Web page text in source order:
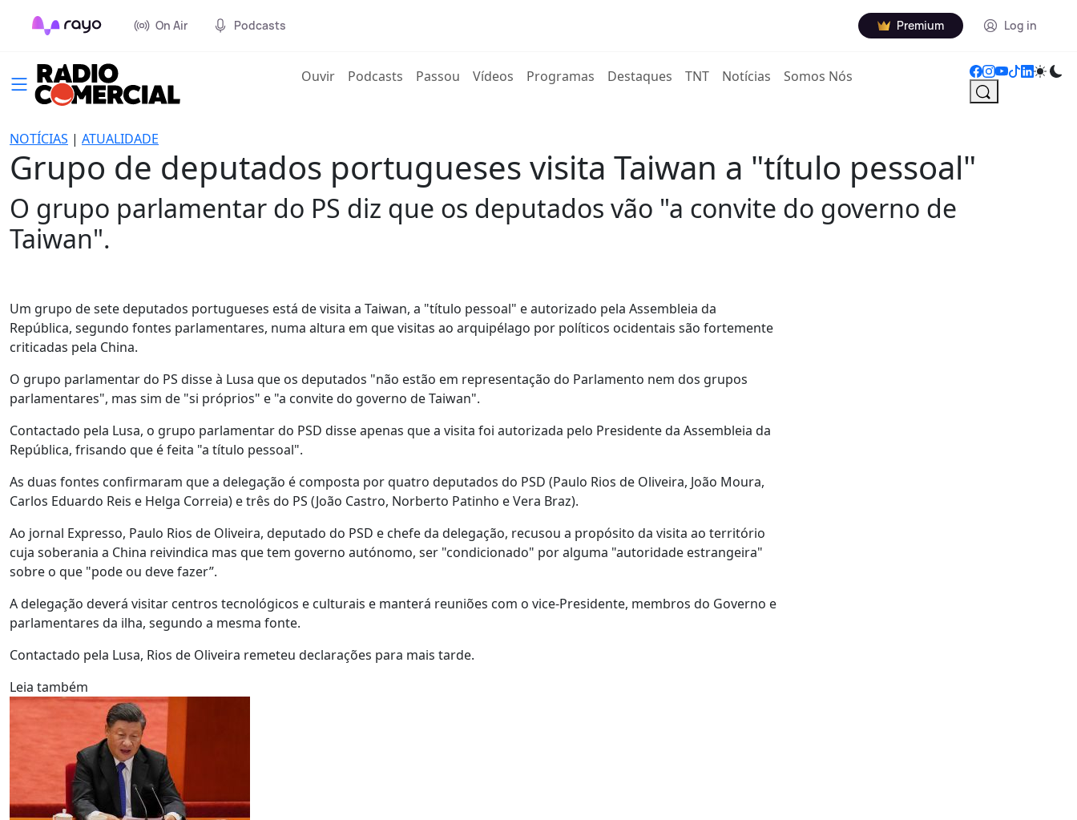
On Air Podcasts Premium Log in
Ouvir(current)
Podcasts Passou Vídeos Programas Destaques TNT Notícias Somos Nós
NOTÍCIAS | ATUALIDADE
Grupo de deputados portugueses visita Taiwan a "título pessoal"
O grupo parlamentar do PS diz que os deputados vão "a convite do governo de
Taiwan".
Um grupo de sete deputados portugueses está de visita a Taiwan, a "título pessoal" e autorizado pela Assembleia da
República, segundo fontes parlamentares, numa altura em que visitas ao arquipélago por políticos ocidentais são fortemente
criticadas pela China.
O grupo parlamentar do PS disse à Lusa que os deputados "não estão em representação do Parlamento nem dos grupos
parlamentares", mas sim de "si próprios" e "a convite do governo de Taiwan".
Contactado pela Lusa, o grupo parlamentar do PSD disse apenas que a visita foi autorizada pelo Presidente da Assembleia da
República, frisando que é feita "a título pessoal".
As duas fontes confirmaram que a delegação é composta por quatro deputados do PSD (Paulo Rios de Oliveira, João Moura,
Carlos Eduardo Reis e Helga Correia) e três do PS (João Castro, Norberto Patinho e Vera Braz).
Ao jornal Expresso, Paulo Rios de Oliveira, deputado do PSD e chefe da delegação, recusou a propósito da visita ao território
cuja soberania a China reivindica mas que tem governo autónomo, ser "condicionado" por alguma "autoridade estrangeira"
sobre o que "pode ou deve fazer”.
A delegação deverá visitar centros tecnológicos e culturais e manterá reuniões com o vice-Presidente, membros do Governo e
parlamentares da ilha, segundo a mesma fonte.
Contactado pela Lusa, Rios de Oliveira remeteu declarações para mais tarde.
Leia também